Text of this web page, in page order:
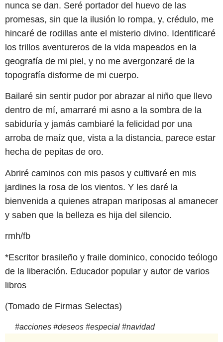
nunca se dan. Seré portador del huevo de las
promesas, sin que la ilusión lo rompa, y, crédulo, me
hincaré de rodillas ante el misterio divino. Identificaré
los trillos aventureros de la vida mapeados en la
geografía de mi piel, y no me avergonzaré de la
topografía disforme de mi cuerpo.
Bailaré sin sentir pudor por abrazar al niño que llevo
dentro de mí, amarraré mi asno a la sombra de la
sabiduría y jamás cambiaré la felicidad por una
arroba de maíz que, vista a la distancia, parece estar
hecha de pepitas de oro.
Abriré caminos con mis pasos y cultivaré en mis
jardines la rosa de los vientos. Y les daré la
bienvenida a quienes atrapan mariposas al amanecer
y saben que la belleza es hija del silencio.
rmh/fb
*Escritor brasileño y fraile dominico, conocido teólogo
de la liberación. Educador popular y autor de varios
libros
(Tomado de Firmas Selectas)
#acciones #deseos #especial #navidad